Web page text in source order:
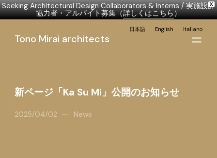
X
Seeking Architectural Design Collaborators & Interns / 実施設計
協力者・アルバイト募集（詳しくはこちら）
Tono Mirai architects
日本語 English Italiano
新ページ「Ka Su Mi」公開のお知らせ
2025/04/02 News